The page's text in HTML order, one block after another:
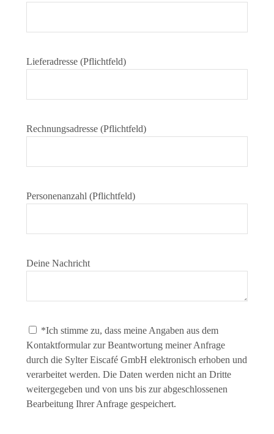
Lieferadresse (Pflichtfeld)
Rechnungsadresse (Pflichtfeld)
Personenanzahl (Pflichtfeld)
Deine Nachricht
*Ich stimme zu, dass meine Angaben aus dem
Kontaktformular zur Beantwortung meiner Anfrage
durch die Sylter Eiscafé GmbH elektronisch erhoben und
verarbeitet werden. Die Daten werden nicht an Dritte
weitergegeben und von uns bis zur abgeschlossenen
Bearbeitung Ihrer Anfrage gespeichert.